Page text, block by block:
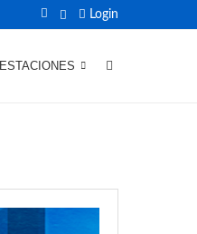
Login
ESTACIONES